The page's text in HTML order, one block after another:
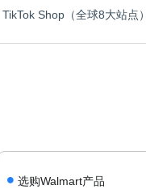
TikTok Shop（全球8大站点）
选购Walmart产品